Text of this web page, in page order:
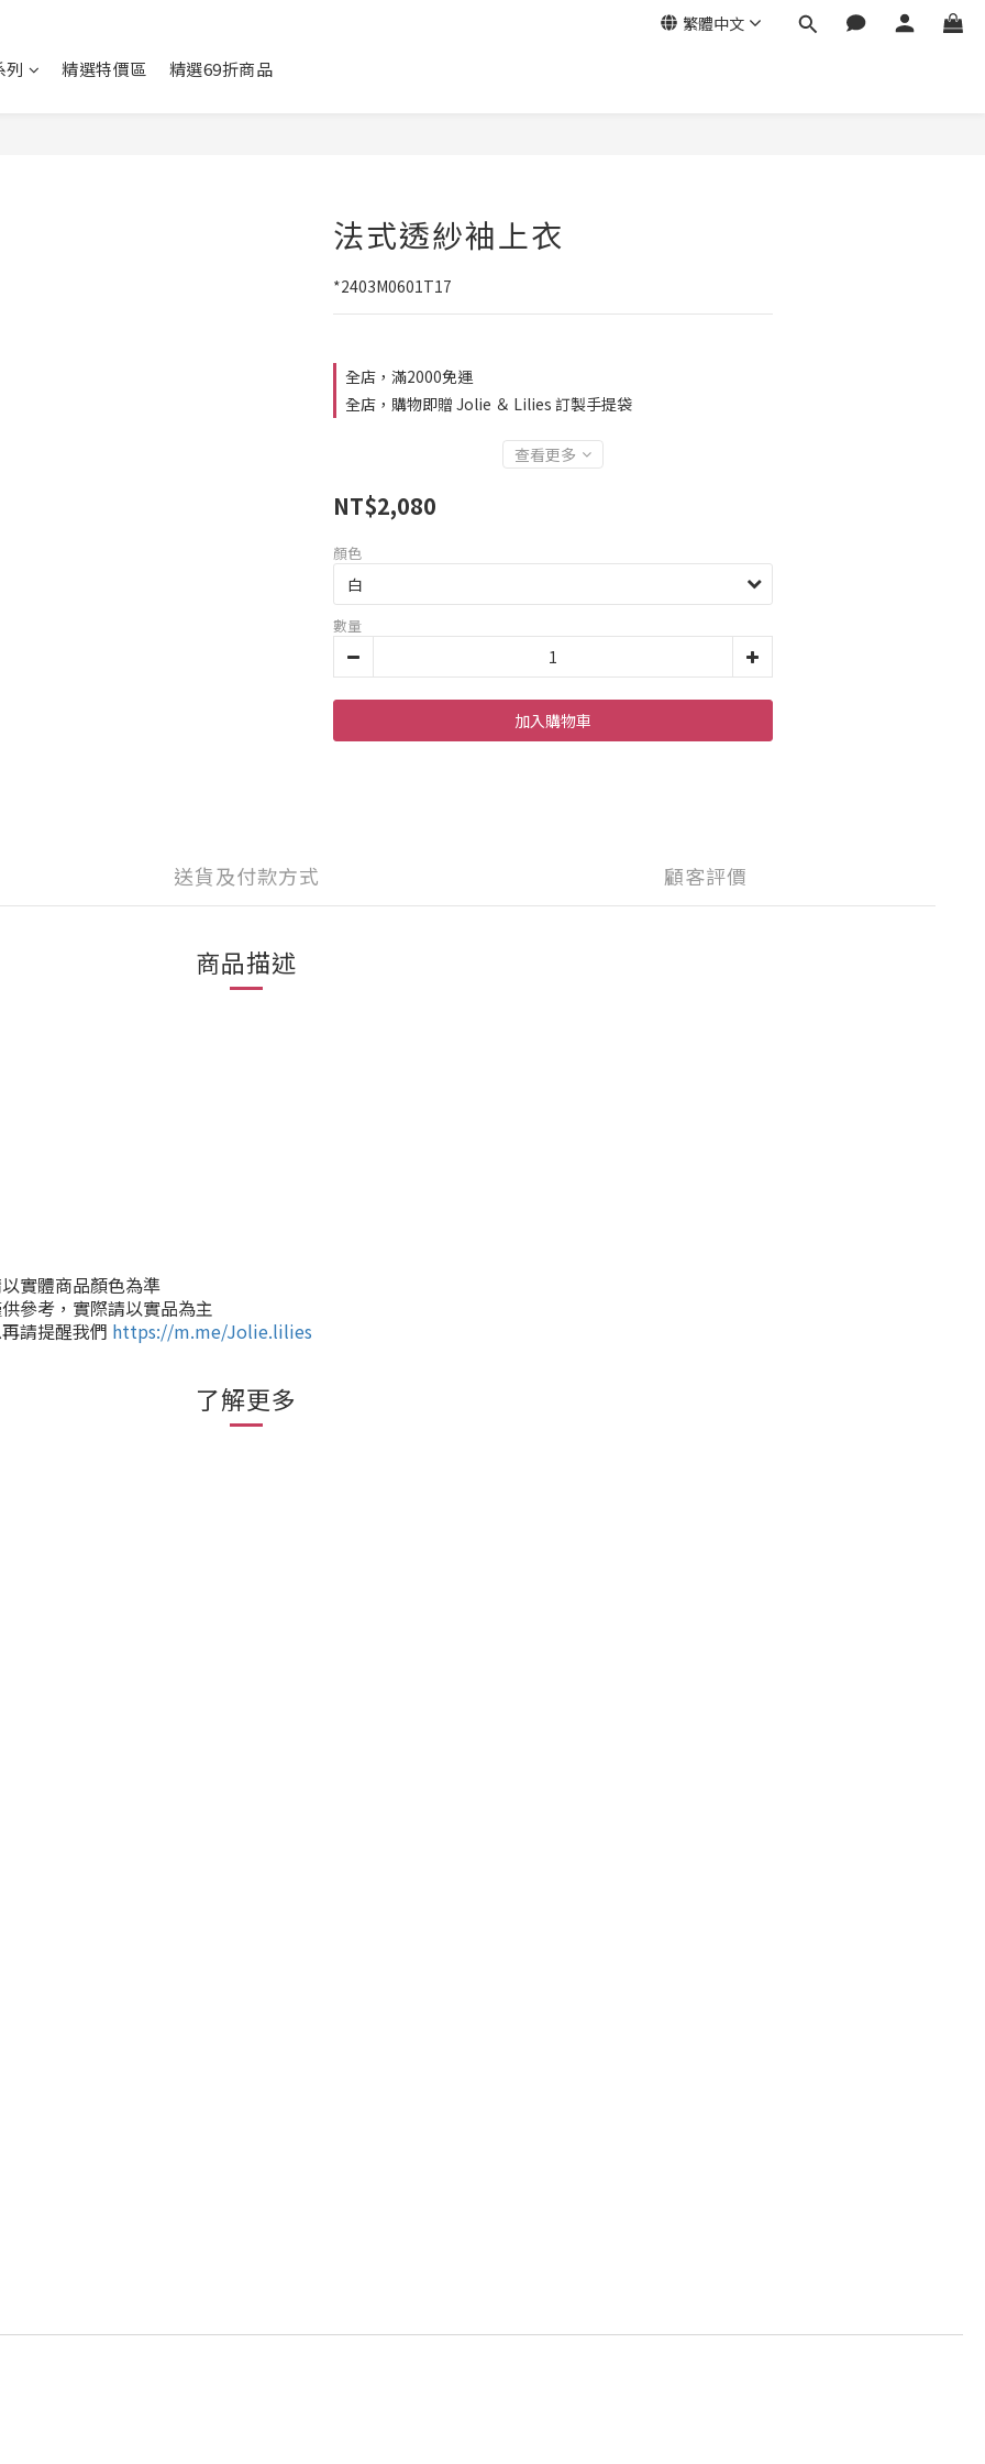
繁體中文
列 精選特價區 精選69折商品
法式透紗袖上衣
*2403M0601T17
全店，滿2000免運
全店，購物即贈 Jolie ＆ Lilies 訂製手提袋
查看更多
NT$2,080
顏色
數量
加入購物車
送貨及付款方式 顧客評價
商品描述
實體商品顏色為準
參考，實際請以實品為主
請提醒我們 https://m.me/Jolie.lilies
了解更多